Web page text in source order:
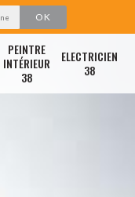
PEINTRE
INTÉRIEUR
38
ELECTRICIEN
38